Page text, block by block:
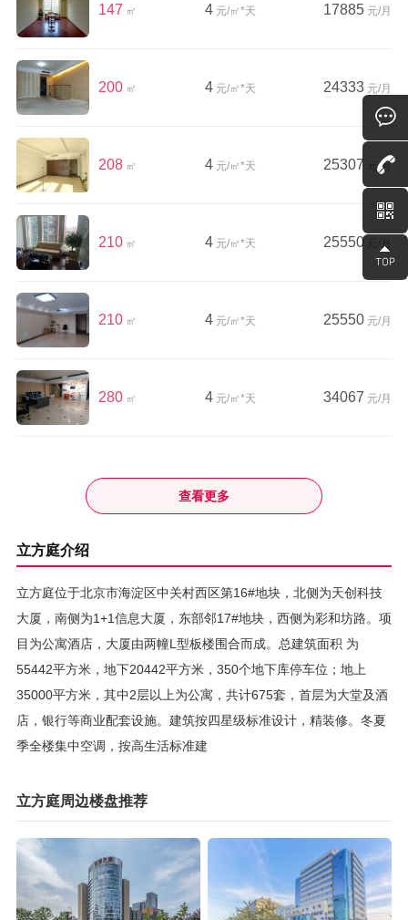
147 ㎡ 4 元/㎡*天 17885 元/月
200 ㎡ 4 元/㎡*天 24333 元/月
208 ㎡ 4 元/㎡*天 25307 元/月
210 ㎡ 4 元/㎡*天 25550
210 ㎡ 4 元/㎡*天 25550 元/月
280 ㎡ 4 元/㎡*天 34067 元/月
查看更多
立方庭介绍
立方庭位于北京市海淀区中关村西区第16#地块，北侧为天创科技
大厦，南侧为1+1信息大厦，东部邻17#地块，西侧为彩和坊路。项
目为公寓酒店，大厦由两幢L型板楼围合而成。总建筑面积 为
55442平方米，地下20442平方米，350个地下库停车位；地上
35000平方米，其中2层以上为公寓，共计675套，首层为大堂及酒
店，银行等商业配套设施。建筑按四星级标准设计，精装修。冬夏
季全楼集中空调，按高生活标准建
立方庭周边楼盘推荐